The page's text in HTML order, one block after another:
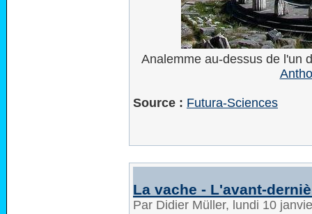
Analemme au-dessus de l'un
Source : Futura-Sciences
La vache - L'avant-
Par Didier Müller, lundi 10